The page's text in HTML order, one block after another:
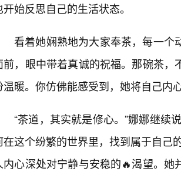
开始反思自己的生活状态。
看着她娴熟地为大家奉茶，每一个
前，眼中带着真诚的祝福。那碗茶
温暖。你仿佛能感受到，她将自己内
“茶道，其实就是修心。”娜娜继续
在这个纷繁的世界里，找到属于自己
内心深处对宁静与安稳的🔥渴望。